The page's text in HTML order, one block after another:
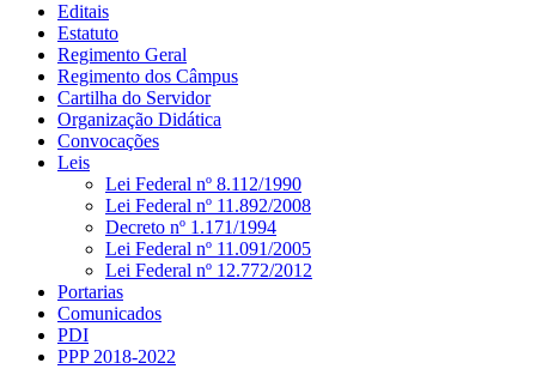
Editais
Estatuto
Regimento Geral
Regimento dos Câmpus
Cartilha do Servidor
Organização Didática
Convocações
Leis
Lei Federal nº 8.112/1990
Lei Federal nº 11.892/2008
Decreto nº 1.171/1994
Lei Federal nº 11.091/2005
Lei Federal nº 12.772/2012
Portarias
Comunicados
PDI
PPP 2018-2022